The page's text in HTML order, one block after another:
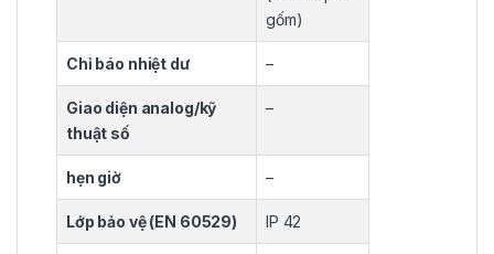
gốm)
Chỉ báo nhiệt dư –
Giao diện analog/kỹ
thuật số
–
hẹn giờ –
Lớp bảo vệ (EN 60529) IP 42